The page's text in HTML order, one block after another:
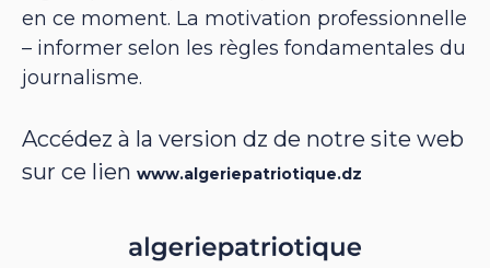
en ce moment. La motivation professionnelle
– informer selon les règles fondamentales du
journalisme.
Accédez à la version dz de notre site web
sur ce lien www.algeriepatriotique.dz